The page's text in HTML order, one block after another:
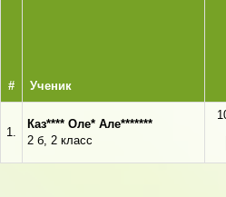
# Ученик
1.
Каз**** Оле* Але*******
2 б, 2 класс